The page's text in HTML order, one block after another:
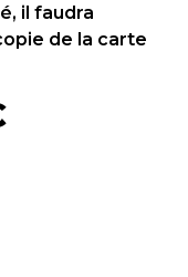
il faudra
de la carte